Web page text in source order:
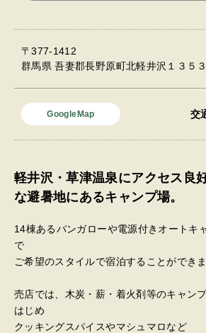
〒377-1412
群馬県 吾妻郡長野原町北軽井沢１３５
GoogleMap 交
軽井沢・草津温泉にアクセス良
な避暑地にあるキャンプ場。
14棟あるバンガローや電源付きオートキ
で
ご希望のスタイルで宿泊することができま
売店では、木炭・薪・着火剤等のキャン
はじめ
クッキングスパイスやマシュマロなど